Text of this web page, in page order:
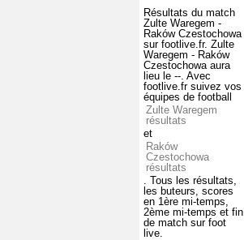
Résultats du match
Zulte Waregem -
Raków Czestochowa
sur footlive.fr. Zulte
Waregem - Raków
Czestochowa aura
lieu le --. Avec
footlive.fr suivez vos
équipes de football
Zulte Waregem
résultats
et
Raków
Czestochowa
résultats
. Tous les résultats,
les buteurs, scores
en 1ère mi-temps,
2ème mi-temps et fin
de match sur foot
live.